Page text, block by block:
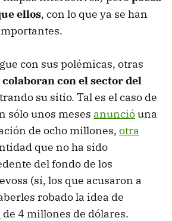
ellos, con lo que ya se han
con sus polémicas, otras
con el sector del
su sitio. Tal es el caso de
sólo unos meses anuncióuna
de ocho millones, otra
que no ha sido
del fondo de los
(sí, los que acusaron a
robado la idea de
de 4 millones de dólares.